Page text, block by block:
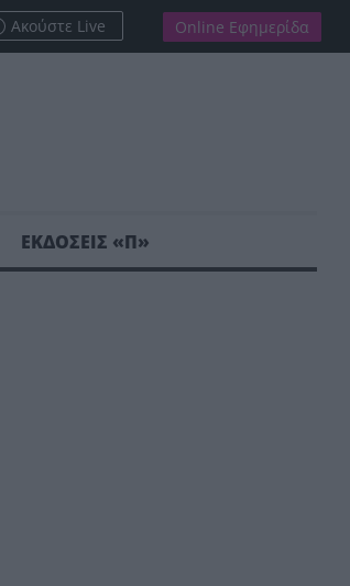
Ακούστε Live Online Εφημερίδα
ΕΚΔΟΣΕΙΣ «Π»